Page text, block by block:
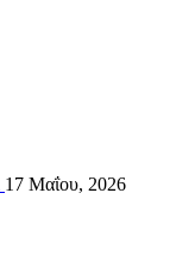
17 Μαΐου, 2026